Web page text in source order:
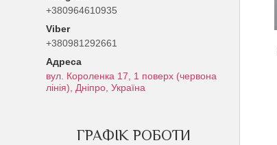
+380964610935
+380981292661
вул. Короленка 17, 1 поверх (червона
лінія), Дніпро, Україна
ГРАФІК РОБОТИ